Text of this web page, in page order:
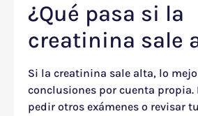
¿Qué pasa si la
creatinina sale
Si la creatinina sale alta, lo
conclusiones por cuenta propia.
pedir otros exámenes o revisar